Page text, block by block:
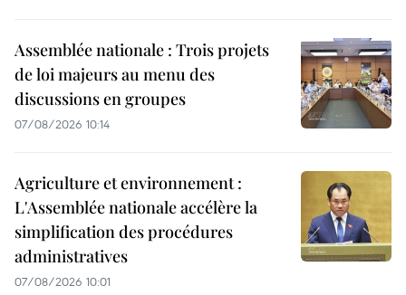
Assemblée nationale : Trois projets
de loi majeurs au menu des
discussions en groupes
07/08/2026 10:14
Agriculture et environnement :
L'Assemblée nationale accélère la
simplification des procédures
administratives
07/08/2026 10:01